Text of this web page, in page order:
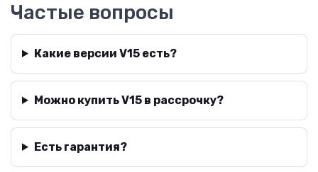
Частые вопросы
Какие версии V15 есть?
Можно купить V15 в рассрочку?
Есть гарантия?